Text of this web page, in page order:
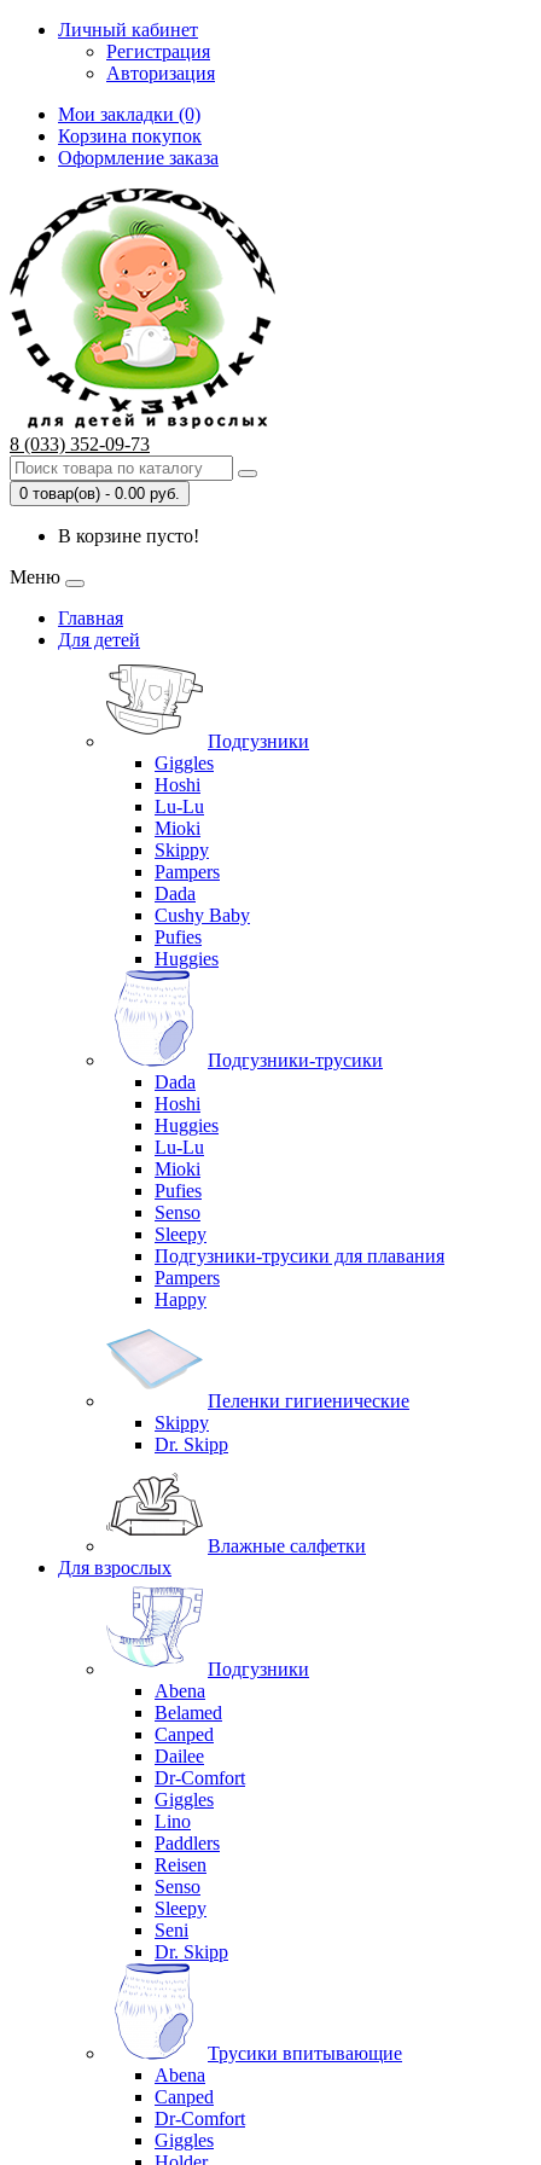
Личный кабинет
Регистрация
Авторизация
Мои закладки (0)
Корзина покупок
Оформление заказа
8 (033) 352-09-73
0 товар(ов) - 0.00 руб.
В корзине пусто!
Меню
Главная
Для детей
Подгузники
Giggles
Hoshi
Lu-Lu
Mioki
Skippy
Pampers
Dada
Cushy Baby
Pufies
Huggies
Подгузники-трусики
Dada
Hoshi
Huggies
Lu-Lu
Mioki
Pufies
Senso
Sleepy
Подгузники-трусики для плавания
Pampers
Happy
Пеленки гигиенические
Skippy
Dr. Skipp
Влажные салфетки
Для взрослых
Подгузники
Abena
Belamed
Canped
Dailee
Dr-Comfort
Giggles
Lino
Paddlers
Reisen
Senso
Sleepy
Seni
Dr. Skipp
Трусики впитывающие
Abena
Canped
Dr-Comfort
Giggles